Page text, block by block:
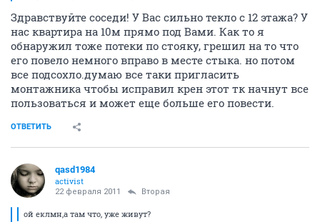
Здравствуйте соседи! У Вас сильно текло с 12 этажа? У
нас квартира на 10м прямо под Вами. Как то я
обнаружил тоже потеки по стояку, грешил на то что
его повело немного вправо в месте стыка. но потом
все подсохло.думаю все таки пригласить
монтажника чтобы исправил крен этот тк начнут все
пользоваться и может еще больше его повести.
ОТВЕТИТЬ
qasd1984
activist
22 февраля 2011 Вторая
ой еклмн,а там что, уже живут?